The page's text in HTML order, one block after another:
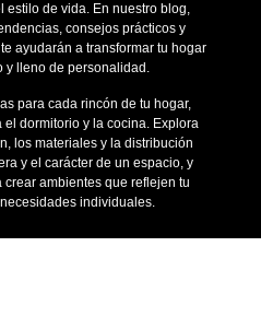
estilo de vida. En nuestro blog,
consejos prácticos y
ayudarán a transformar tu hogar
y lleno de personalidad.
para cada rincón de tu hogar,
dormitorio y la cocina. Explora
los materiales y la distribución
y el carácter de un espacio, y
ambientes que reflejen tu
individuales.